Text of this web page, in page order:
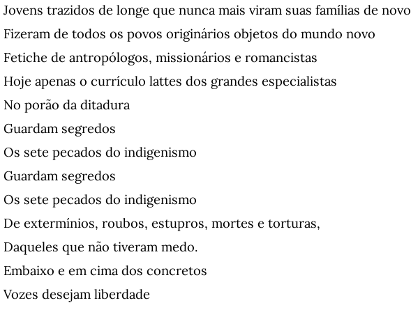
Jovens trazidos de longe que nunca mais viram suas famílias de novo
Fizeram de todos os povos originários objetos do mundo novo
Fetiche de antropólogos, missionários e romancistas
Hoje apenas o currículo lattes dos grandes especialistas
No porão da ditadura
Guardam segredos
Os sete pecados do indigenismo
Guardam segredos
Os sete pecados do indigenismo
De extermínios, roubos, estupros, mortes e torturas,
Daqueles que não tiveram medo.
Embaixo e em cima dos concretos
Vozes desejam liberdade